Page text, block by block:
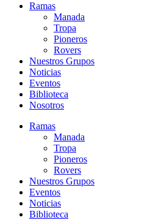
Ramas
Manada
Tropa
Pioneros
Rovers
Nuestros Grupos
Noticias
Eventos
Biblioteca
Nosotros
Ramas
Manada
Tropa
Pioneros
Rovers
Nuestros Grupos
Eventos
Noticias
Biblioteca